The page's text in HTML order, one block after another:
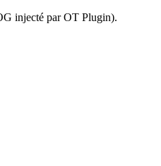
injecté par OT Plugin).